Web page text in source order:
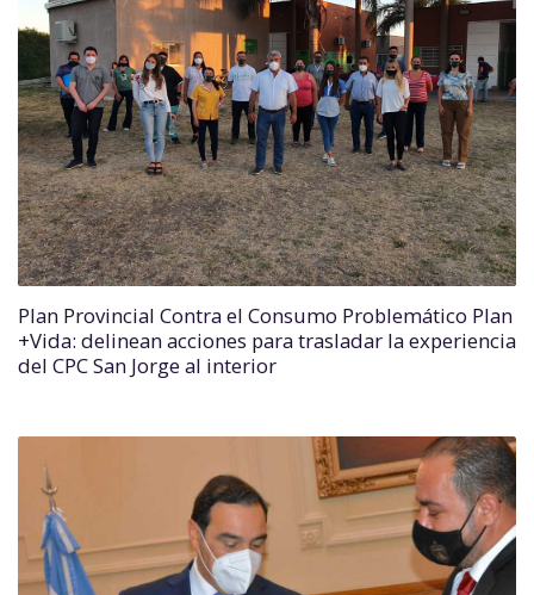
Plan Provincial Contra el Consumo Problemático Plan
+Vida: delinean acciones para trasladar la experiencia
del CPC San Jorge al interior